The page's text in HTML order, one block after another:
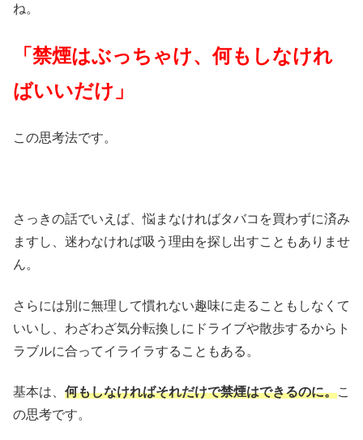
ね。
「禁煙はぶっちゃけ、何もしなけれ
ばいいだけ」
この思考法です。
さっきの話でいえば、悩まなければタバコを買わずに済み
ますし、迷わなければ吸う理由を探し出すこともありませ
ん。
さらには別に無理して慣れない趣味に走ることもしなくて
いいし、わざわざ気分転換しにドライブや散歩するからト
ラブルに合ってイライラすることもある。
基本は、 何もしなければそれだけで禁煙はできるのに。こ
の思考です。